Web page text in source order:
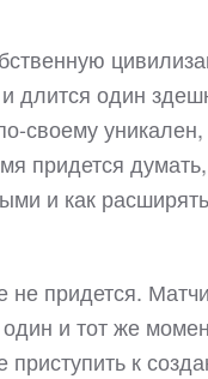
длится один
своему
придется
и как
придется.
и тот же
к